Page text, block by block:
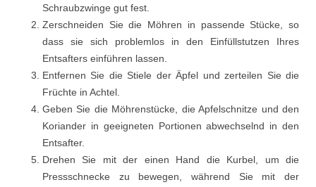
Schraubzwinge gut fest.
Zerschneiden Sie die Möhren in passende Stücke, so
dass sie sich problemlos in den Einfüllstutzen Ihres
Entsafters einführen lassen.
Entfernen Sie die Stiele der Äpfel und zerteilen Sie die
Früchte in Achtel.
Geben Sie die Möhrenstücke, die Apfelschnitze und den
Koriander in geeigneten Portionen abwechselnd in den
Entsafter.
Drehen Sie mit der einen Hand die Kurbel, um die
Pressschnecke zu bewegen, während Sie mit der